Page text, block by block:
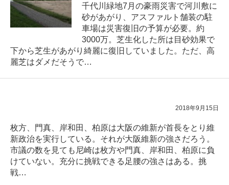
千代川緑地7月の豪雨災害で河川敷に
砂があがり、アスファルト舗装の駐
車場は災害復旧の予算が必要。約
3000万。芝生化した所は目砂効果で
下から芝生があがり綺麗に復旧していました。ただ、高
麗芝はダメだそうで…
2018年9月15日
枚方、門真、岸和田、柏原は大阪の維新が首長をとり維
新政治を実行している。それが大阪維新の強さだろう。
市議の数を見ても尼崎は枚方や門真、岸和田、柏原に負
けていない。充分に挑戦できる足腰の強さはある。挑
戦…